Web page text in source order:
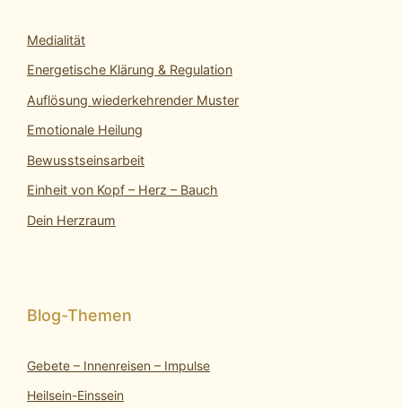
Medialität
Energetische Klärung & Regulation
Auflösung wiederkehrender Muster
Emotionale Heilung
Bewusstseinsarbeit
Einheit von Kopf – Herz – Bauch
Dein Herzraum
Gebete – Innenreisen – Impulse
Heilsein-Einssein